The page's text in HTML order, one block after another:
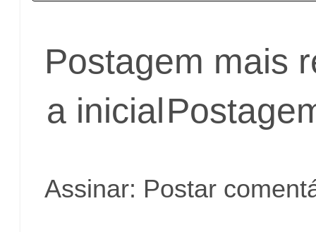
Postagem mais
a inicial
Assinar: Postar